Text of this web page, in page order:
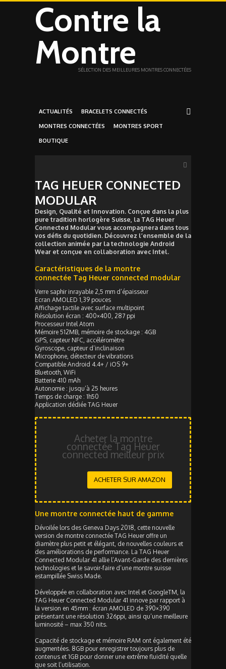
Contre la
Montre
SÉLECTION DES MEILLEURES MONTRES CONNECTÉES
ACTUALITÉS BRACELETS CONNECTÉS
MONTRES CONNECTÉES MONTRES SPORT
BOUTIQUE
TAG HEUER CONNECTED
MODULAR
Design, Qualité et Innovation. Conçue dans la plus
pure tradition horlogère Suisse, la TAG Heuer
Connected Modular vous accompagnera dans tous
vos défis du quotidien. Découvrez l’ensemble de la
collection animée par la technologie Android
Wear et conçue en collaboration avec Intel.
Caractéristiques de la montre
connectée Tag Heuer connected modular
Verre saphir inrayable 2,5 mm d’épaisseur
Ecran AMOLED 1,39 pouces
Affichage tactile avec surface multipoint
Résolution écran : 400×400, 287 ppi
Processeur Intel Atom
Mémoire 512MB, mémoire de stockage : 4GB
GPS, capteur NFC, accéléromètre
Gyroscope, capteur d’inclinaison
Microphone, détecteur de vibrations
Compatible Android 4.4+ / iOS 9+
Bluetooth, WiFi
Batterie 410 mAh
Autonomie : jusqu’à 25 heures
Temps de charge : 1h50
Application dédiée TAG Heuer
Acheter la montre
connectée Tag Heuer
connected meilleur prix
ACHETER SUR AMAZON
Une montre connectée haut de gamme
Dévoilée lors des Geneva Days 2018, cette nouvelle
version de montre connectée TAG Heuer offre un
diamètre plus petit et élégant, de nouvelles couleurs et
des améliorations de performance. La TAG Heuer
Connected Modular 41 allie l’Avant-Garde des dernières
technologies et le savoir-faire d’une montre suisse
estampillée Swiss Made.
Développée en collaboration avec Intel et GoogleTM, la
TAG Heuer Connected Modular 41 innove par rapport à
la version en 45mm : écran AMOLED de 390×390
présentant une résolution 326ppi, ainsi qu’une meilleure
luminosité – max 350 nits.
Capacité de stockage et mémoire RAM ont également été
augmentées. 8GB pour enregistrer toujours plus de
contenus et 1GB pour donner une extrême fluidité quelle
que soit l’utilisation.